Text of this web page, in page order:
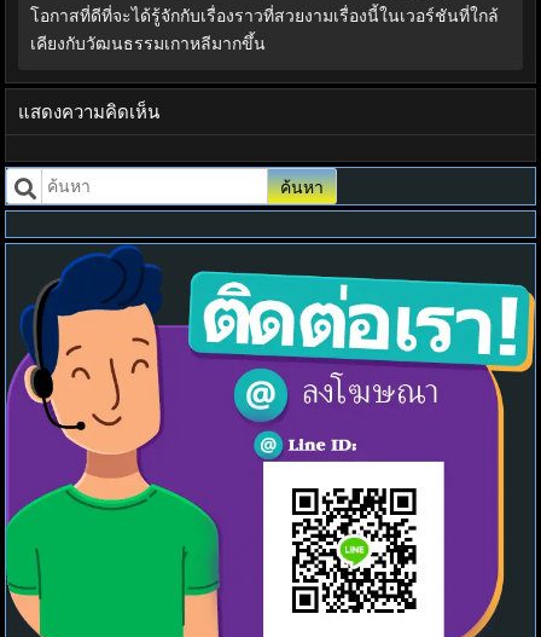
โอกาสที่ดีที่จะได้รู้จักกับเรื่องราวที่สวยงามเรื่องนี้ในเวอร์ชันที่ใกล้
เคียงกับวัฒนธรรมเกาหลีมากขึ้น
แสดงความคิดเห็น
ค้นหา